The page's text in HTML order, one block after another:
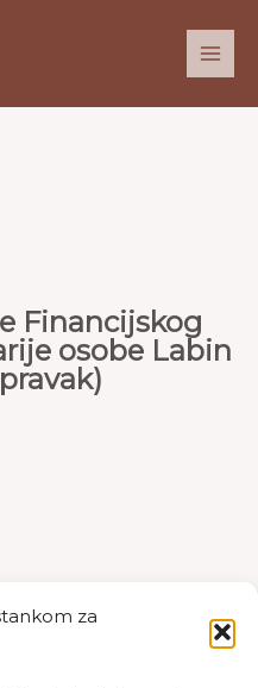
za
Financijskog
osobe Labin
PREGLED